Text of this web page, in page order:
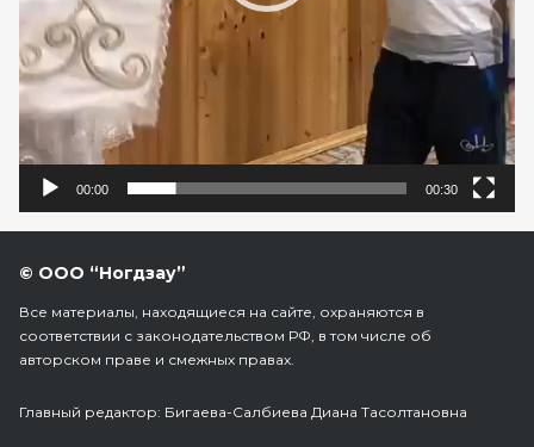
00:00 00:30
© ООО “Ногдзау”
Все материалы, находящиеся на сайте, охраняются в
соответствии с законодательством РФ, в том числе об
авторском праве и смежных правах.
Главный редактор: Бигаева-Салбиева Диана Тасолтановна